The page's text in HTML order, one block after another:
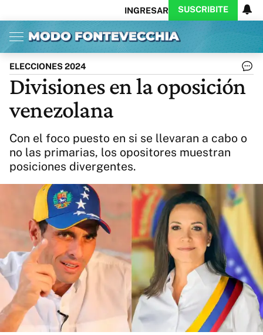
INGRESAR SUSCRIBITE
Inicio Ahora
Opinión
Política
Ciencia
Cultura
Arte
Educación
CARAS
Exitoina
Videos
Córdoba
Reperfilar
Business
Noticias
Caras
Exitoina
Gaming
Diario del Juicio
Actualidad
ELECCIONES 2024
Divisiones en la oposición
venezolana
Con el foco puesto en si se llevaran a cabo o
no las primarias, los opositores muestran
posiciones divergentes.